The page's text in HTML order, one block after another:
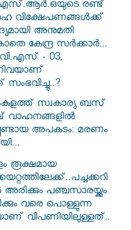
രണ്ട്
വിക്ഷേപണങ്ങൾക്ക്
അനുമതി
കേന്ദ്ര സർക്കാർ...
- 03,
സ്വകാര്യ ബസ്
വാഹനങ്ങളിൽ
അപകടം: മരണം
രൂക്ഷമായ
പഞ്ചസാരയ്ക്കും
വരെ പൊള്ളുന്ന
വിപണിയിലുള്ളത്..